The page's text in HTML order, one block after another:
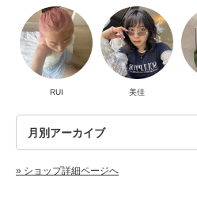
RUI 美佳
» ショップ詳細ページへ